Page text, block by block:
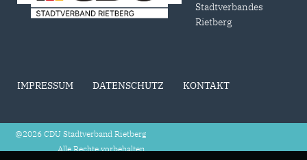
Stadtverbandes
Rietberg
IMPRESSUM DATENSCHUTZ KONTAKT
@2026 CDU Stadtverband Rietberg
Alle Rechte vorbehalten.